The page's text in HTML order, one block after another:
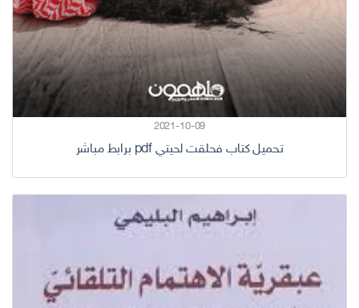
2021-10-09
تحميل كتاب فحلقت لحيتي pdf برابط مباشر